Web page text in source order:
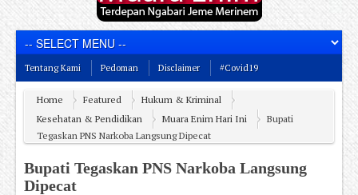
Tentang Kami Pedoman Disclaimer #Covid19
Home Featured
Hukum & Kriminal
Kesehatan & Pendidikan
Muara Enim Hari Ini
Bupati
Tegaskan PNS Narkoba Langsung Dipecat
Bupati Tegaskan PNS Narkoba Langsung
Dipecat